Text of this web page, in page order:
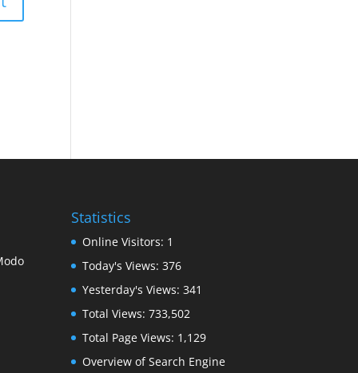
Statistics
Online Visitors: 1
Today's Views:376
Yesterday's Views:341
Total Views:733,502
Total Page Views: 1,129
Overview of Search Engine